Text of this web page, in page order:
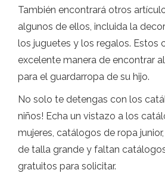
También encontrará otros
algunos de ellos, incluida la
los juguetes y los regalos. Estos
excelente manera de encontrar
para el guardarropa de su hijo.
No solo te detengas con los
niños! Echa un vistazo a los
mujeres, catálogos de ropa
de talla grande y faltan
gratuitos para solicitar.